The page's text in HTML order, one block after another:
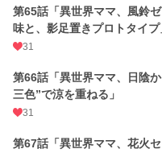
第65話「異世界ママ、風鈴
味と、影足置きプロトタイプ
31
第66話「異世界ママ、日陰
三色”で涼を重ねる」
31
第67話「異世界ママ、花火